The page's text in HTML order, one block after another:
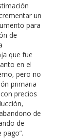
un
para
de
que fue
en el
pero no
primaria
precios
de
de